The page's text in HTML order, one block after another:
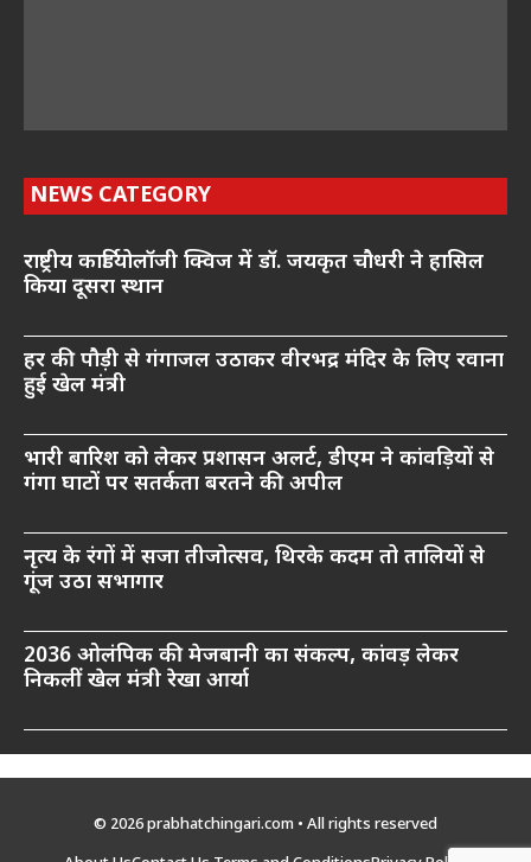
NEWS CATEGORY
राष्ट्रीय कार्डियोलॉजी क्विज में डॉ. जयकृत चौधरी ने हासिल
किया दूसरा स्थान
हर की पौड़ी से गंगाजल उठाकर वीरभद्र मंदिर के लिए रवाना
हुई खेल मंत्री
भारी बारिश को लेकर प्रशासन अलर्ट, डीएम ने कांवड़ियों से
गंगा घाटों पर सतर्कता बरतने की अपील
नृत्य के रंगों में सजा तीजोत्सव, थिरके कदम तो तालियों से
गूंज उठा सभागार
2036 ओलंपिक की मेजबानी का संकल्प, कांवड़ लेकर
निकलीं खेल मंत्री रेखा आर्या
© 2026 prabhatchingari.com • All rights reserved